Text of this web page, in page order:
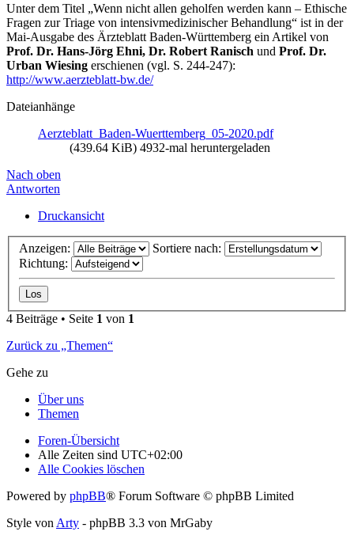
Unter dem Titel „Wenn nicht allen geholfen werden kann – Ethische
Fragen zur Triage von intensivmedizinischer Behandlung“ ist in der
Mai-Ausgabe des Ärzteblatt Baden-Württemberg ein Artikel von
Prof. Dr. Hans-Jörg Ehni, Dr. Robert Ranisch und Prof. Dr.
Urban Wiesing erschienen (vgl. S. 244-247):
http://www.aerzteblatt-bw.de/
Dateianhänge
Aerzteblatt_Baden-Wuerttemberg_05-2020.pdf
(439.64 KiB) 4932-mal heruntergeladen
Nach oben
Antworten
Druckansicht
Anzeigen:
Sortiere nach:
Richtung:
4 Beiträge • Seite 1 von 1
Zurück zu „Themen“
Gehe zu
Über uns
Themen
Foren-Übersicht
Alle Zeiten sind UTC+02:00
Alle Cookies löschen
Powered by phpBB® Forum Software © phpBB Limited
Style von Arty - phpBB 3.3 von MrGaby